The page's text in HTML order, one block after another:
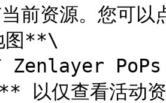
图**\
以仅查看活动